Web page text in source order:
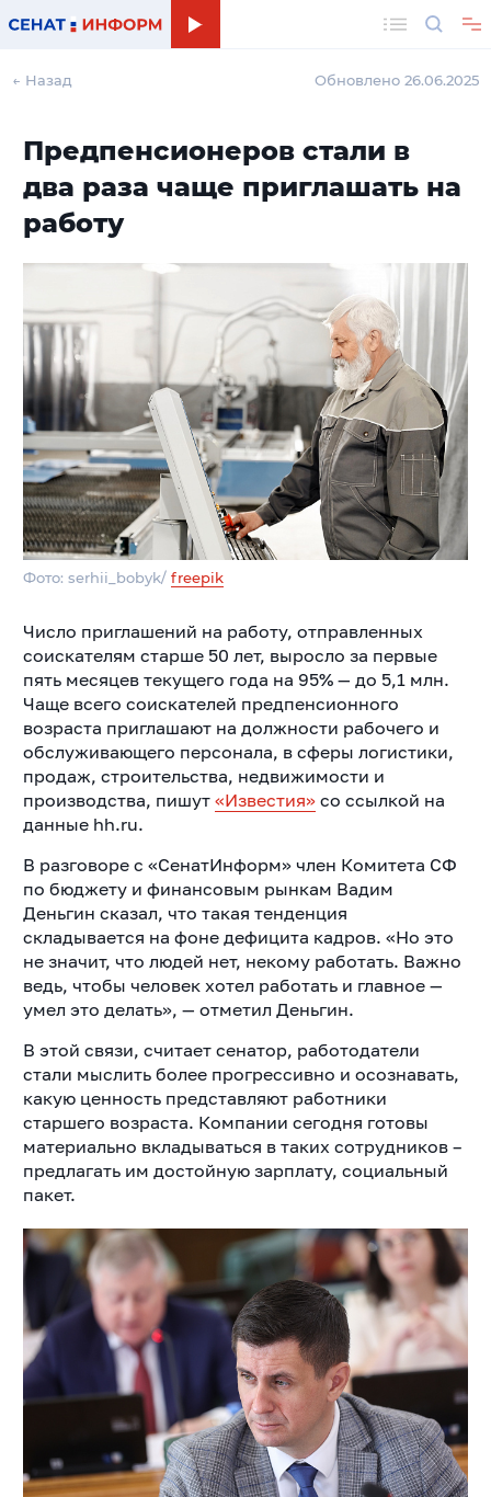
← Назад Обновлено 26.06.2025
Предпенсионеров стали в
два раза чаще приглашать на
работу
Фото: serhii_bobyk/ freepik
Число приглашений на работу, отправленных
соискателям старше 50 лет, выросло за первые
пять месяцев текущего года на 95% — до 5,1 млн.
Чаще всего соискателей предпенсионного
возраста приглашают на должности рабочего и
обслуживающего персонала, в сферы логистики,
продаж, строительства, недвижимости и
производства, пишут «Известия»со ссылкой на
данные hh.ru.
В разговоре с «СенатИнформ» член Комитета СФ
по бюджету и финансовым рынкам Вадим
Деньгин сказал, что такая тенденция
складывается на фоне дефицита кадров. «Но это
не значит, что людей нет, некому работать. Важно
ведь, чтобы человек хотел работать и главное —
умел это делать», — отметил Деньгин.
В этой связи, считает сенатор, работодатели
стали мыслить более прогрессивно и осознавать,
какую ценность представляют работники
старшего возраста. Компании сегодня готовы
материально вкладываться в таких сотрудников –
предлагать им достойную зарплату, социальный
пакет.